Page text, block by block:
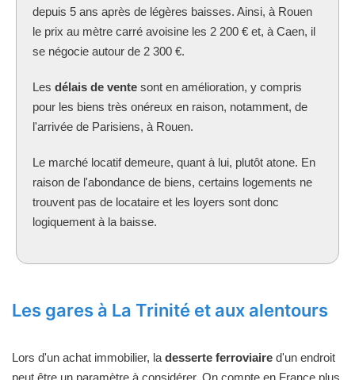
depuis 5 ans après de légères baisses. Ainsi, à Rouen
le prix au mètre carré avoisine les 2 200 € et, à Caen, il
se négocie autour de 2 300 €.
Les délais de vente sont en amélioration, y compris
pour les biens très onéreux en raison, notamment, de
l'arrivée de Parisiens, à Rouen.
Le marché locatif demeure, quant à lui, plutôt atone. En
raison de l'abondance de biens, certains logements ne
trouvent pas de locataire et les loyers sont donc
logiquement à la baisse.
Les gares à La Trinité et aux alentours
Lors d'un achat immobilier, la desserte ferroviaire d'un endroit
peut être un paramètre à considérer. On compte en France plus